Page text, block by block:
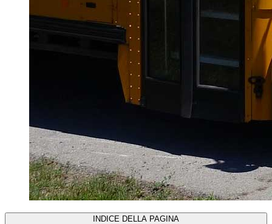
INDICE DELLA PAGINA